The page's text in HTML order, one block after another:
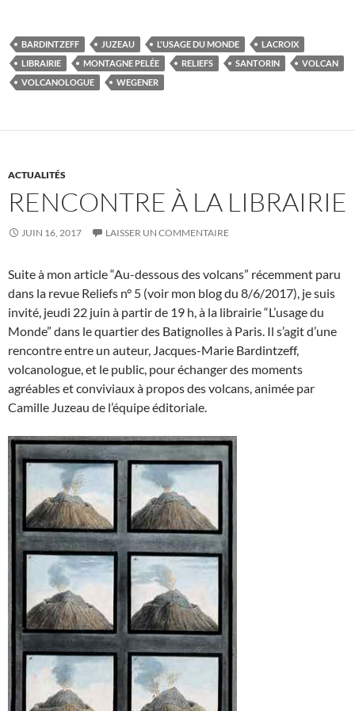
BARDINTZEFF JUZEAU L'USAGE DU MONDE
LACROIX
LIBRAIRIE
MONTAGNE PELÉE RELIEFS SANTORIN
VOLCAN
VOLCANOLOGUE
WEGENER
ACTUALITÉS
RENCONTRE À LA LIBRAIRIE
JUIN 16, 2017 LAISSER UN COMMENTAIRE
Suite à mon article “Au-dessous des volcans” récemment paru
dans la revue Reliefs n° 5 (voir mon blog du 8/6/2017), je suis
invité, jeudi 22 juin à partir de 19 h, à la librairie “L’usage du
Monde” dans le quartier des Batignolles à Paris. Il s’agit d’une
rencontre entre un auteur, Jacques-Marie Bardintzeff,
volcanologue, et le public, pour échanger des moments
agréables et conviviaux à propos des volcans, animée par
Camille Juzeau de l’équipe éditoriale.